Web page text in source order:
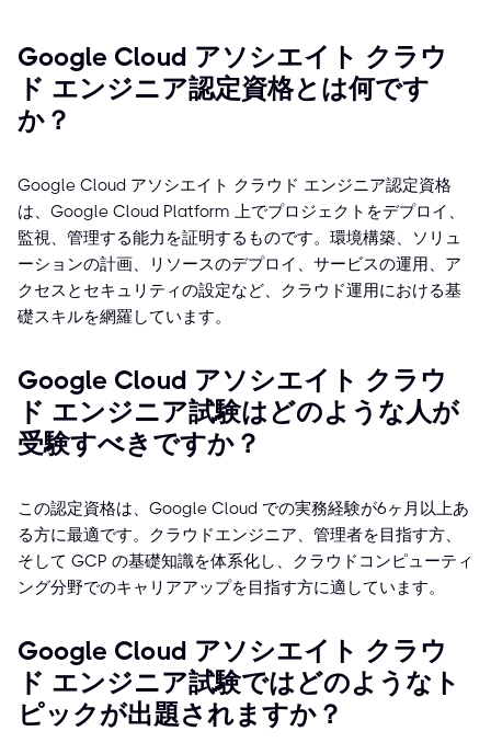
Google Cloud アソシエイト クラウ
ド エンジニア認定資格とは何です
か？
Google Cloud アソシエイト クラウド エンジニア認定資格
は、Google Cloud Platform 上でプロジェクトをデプロイ、
監視、管理する能力を証明するものです。環境構築、ソリュ
ーションの計画、リソースのデプロイ、サービスの運用、ア
クセスとセキュリティの設定など、クラウド運用における基
礎スキルを網羅しています。
Google Cloud アソシエイト クラウ
ド エンジニア試験はどのような人が
受験すべきですか？
この認定資格は、Google Cloud での実務経験が6ヶ月以上あ
る方に最適です。クラウドエンジニア、管理者を目指す方、
そして GCP の基礎知識を体系化し、クラウドコンピューティ
ング分野でのキャリアアップを目指す方に適しています。
Google Cloud アソシエイト クラウ
ド エンジニア試験ではどのようなト
ピックが出題されますか？